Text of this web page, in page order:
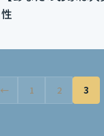
性
← 1 2 3